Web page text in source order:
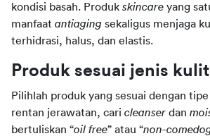
kondisi basah. Produk skincare yang
manfaat antiaging sekaligus menjaga
terhidrasi, halus, dan elastis.
Produk sesuai jenis kulit
Pilihlah produk yang sesuai dengan
rentan jerawatan, cari cleanser dan
bertuliskan “oil free” atau “non-